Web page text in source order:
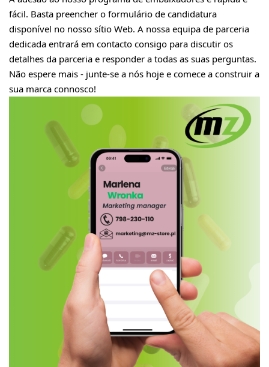
fácil. Basta preencher o formulário de candidatura
disponível no nosso sítio Web. A nossa equipa de parceria
dedicada entrará em contacto consigo para discutir os
detalhes da parceria e responder a todas as suas perguntas.
Não espere mais - junte-se a nós hoje e comece a construir a
sua marca connosco!